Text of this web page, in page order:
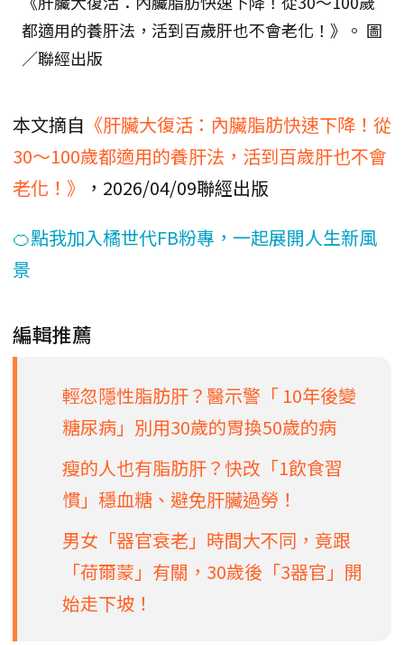
都適用的養肝法，活到百歲肝也不會老化！》。 圖
／聯經出版
本文摘自 《肝臟大復活：內臟脂肪快速下降！從
30～100歲都適用的養肝法，活到百歲肝也不會
老化！》
，2026/04/09聯經出版
🍊點我加入橘世代FB粉專，一起展開人生新風
景
編輯推薦
輕忽隱性脂肪肝？醫示警「 10年後變
糖尿病」別用30歲的胃換50歲的病
瘦的人也有脂肪肝？快改「1飲食習
慣」穩血糖、避免肝臟過勞！
男女「器官衰老」時間大不同，竟跟
「荷爾蒙」有關，30歲後「3器官」開
始走下坡！